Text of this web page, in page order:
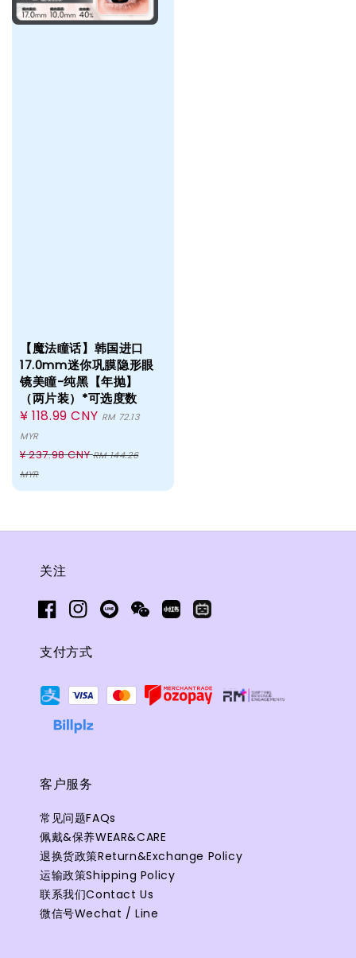
【魔法瞳话】韩国进口
17.0mm迷你巩膜隐形眼
镜美瞳-纯黑【年抛】
（两片装）*可选度数
Sale
price
¥ 118.99 CNY RM 72.13
MYR
Regular
price
¥ 237.98 CNYRM 144.26
MYR
关注
支付方式
客户服务
常见问题FAQs
佩戴&保养WEAR&CARE
退换货政策Return&Exchange Policy
运输政策Shipping Policy
联系我们Contact Us
微信号Wechat / Line